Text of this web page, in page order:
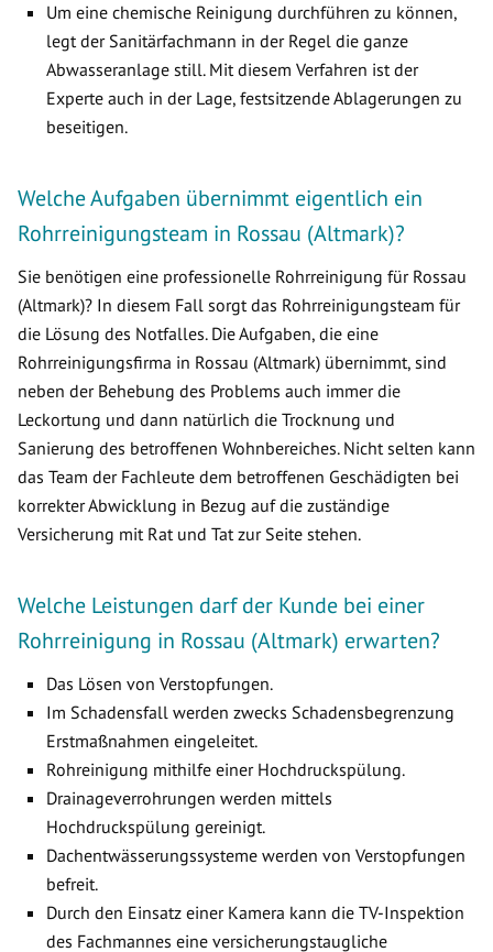
Um eine chemische Reinigung durchführen zu können,
legt der Sanitärfachmann in der Regel die ganze
Abwasseranlage still. Mit diesem Verfahren ist der
Experte auch in der Lage, festsitzende Ablagerungen zu
beseitigen.
Welche Aufgaben übernimmt eigentlich ein
Rohrreinigungsteam in Rossau (Altmark)?
Sie benötigen eine professionelle Rohrreinigung für Rossau
(Altmark)? In diesem Fall sorgt das Rohrreinigungsteam für
die Lösung des Notfalles. Die Aufgaben, die eine
Rohrreinigungsfirma in Rossau (Altmark) übernimmt, sind
neben der Behebung des Problems auch immer die
Leckortung und dann natürlich die Trocknung und
Sanierung des betroffenen Wohnbereiches. Nicht selten kann
das Team der Fachleute dem betroffenen Geschädigten bei
korrekter Abwicklung in Bezug auf die zuständige
Versicherung mit Rat und Tat zur Seite stehen.
Welche Leistungen darf der Kunde bei einer
Rohrreinigung in Rossau (Altmark) erwarten?
Das Lösen von Verstopfungen.
Im Schadensfall werden zwecks Schadensbegrenzung
Erstmaßnahmen eingeleitet.
Rohreinigung mithilfe einer Hochdruckspülung.
Drainageverrohrungen werden mittels
Hochdruckspülung gereinigt.
Dachentwässerungssysteme werden von Verstopfungen
befreit.
Durch den Einsatz einer Kamera kann die TV-Inspektion
des Fachmannes eine versicherungstaugliche